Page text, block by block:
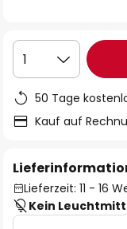
1
50 Tage
Kauf auf
Lieferzeit: 11 - 16
Kein